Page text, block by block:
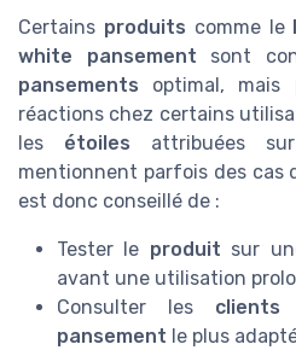
Certains produits comme le
white pansement sont
pansements optimal, mais
réactions chez certains
les étoiles attribuées
mentionnent parfois des cas
est donc conseillé de :
Tester le produit sur
avant une utilisation
Consulter les clients
pansement le plus